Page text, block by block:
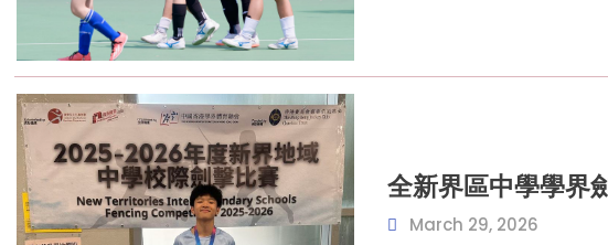
全新界區中學學
March 29, 2026